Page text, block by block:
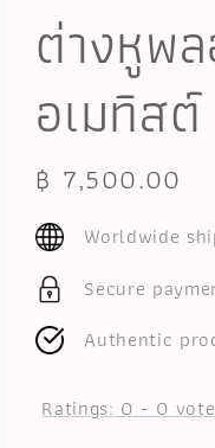
ต่างหูพ
อเมทิส
Regular
price
฿ 7,500.00
Worldwide
Secure
Authentic
Ratings:0-0